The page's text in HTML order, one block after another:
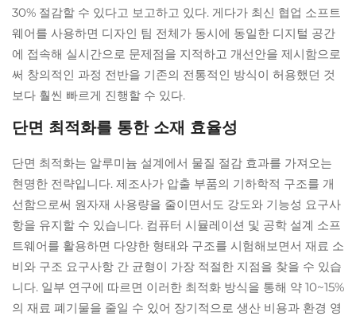
30% 절감할 수 있다고 보고하고 있다. 게다가 최신 협업 소프트
웨어를 사용하면 디자인 팀 전체가 동시에 동일한 디지털 공간
에 접속해 실시간으로 문제점을 지적하고 개선안을 제시함으로
써 창의적인 과정 전반을 기존의 전통적인 방식이 허용했던 것
보다 훨씬 빠르게 진행할 수 있다.
단면 최적화를 통한 소재 효율성
단면 최적화는 알루미늄 설계에서 물질 절감 효과를 가져오는
현명한 전략입니다. 제조사가 압출 부품의 기하학적 구조를 개
선함으로써 원자재 사용량을 줄이면서도 강도와 기능성 요구사
항을 유지할 수 있습니다. 컴퓨터 시뮬레이션 및 공학 설계 소프
트웨어를 활용하면 다양한 형태와 구조를 시험해보면서 재료 소
비와 구조 요구사항 간 균형이 가장 적절한 지점을 찾을 수 있습
니다. 일부 연구에 따르면 이러한 최적화 방식을 통해 약 10~15%
의 재료 폐기물을 줄일 수 있어 장기적으로 생산 비용과 환경 영